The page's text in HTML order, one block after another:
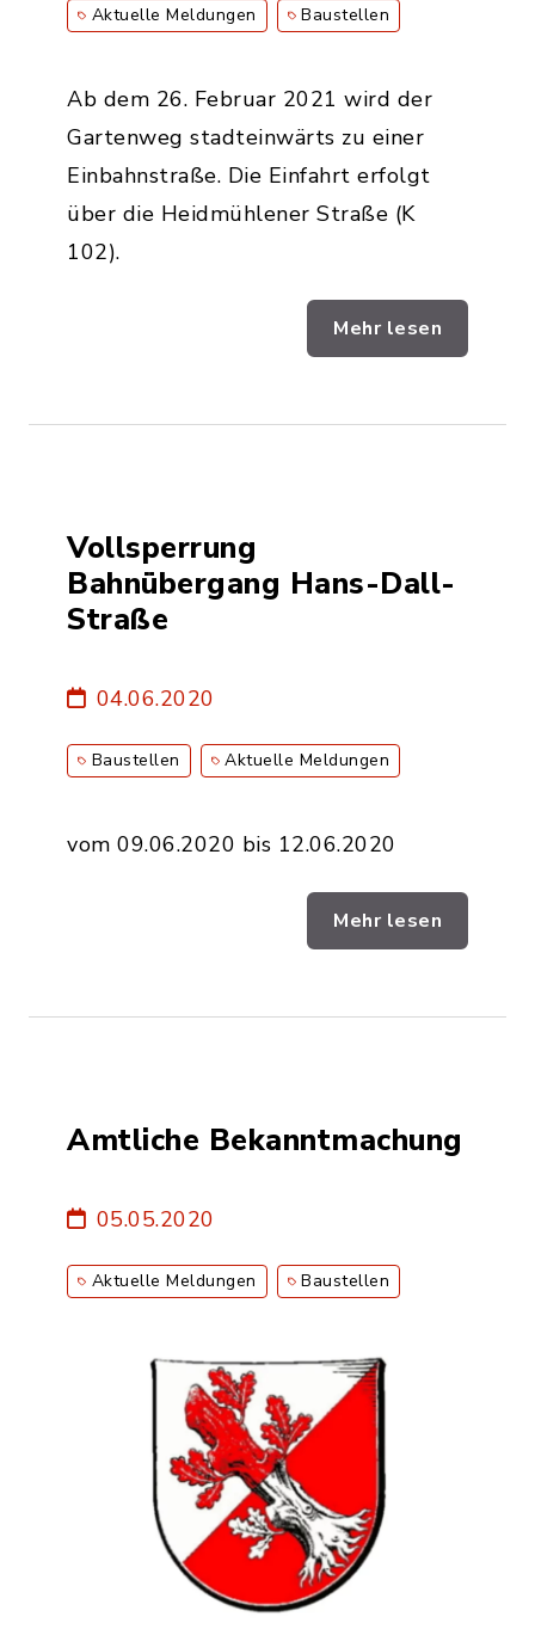
Aktuelle Meldungen Baustellen
Ab dem 26. Februar 2021 wird der
Gartenweg stadteinwärts zu einer
Einbahnstraße. Die Einfahrt erfolgt
über die Heidmühlener Straße (K
102).
Mehr lesen
Vollsperrung
Bahnübergang Hans-Dall-
Straße
04.06.2020
Baustellen Aktuelle Meldungen
vom 09.06.2020 bis 12.06.2020
Mehr lesen
Amtliche Bekanntmachung
05.05.2020
Aktuelle Meldungen Baustellen